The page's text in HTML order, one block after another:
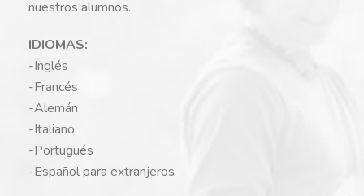
nuestros alumnos.
IDIOMAS:
-Inglés
-Francés
-Alemán
-Italiano
-Portugués
-Español para extranjeros